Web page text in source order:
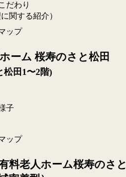
だわり
関する紹介）
ップ
ーム 桜寿のさと松田
松田1〜2階)
子
ップ
料老人ホーム桜寿のさと